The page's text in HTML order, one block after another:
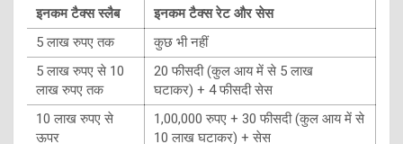
इनकम टैक्स स्लैब
इनकम टैक्स रेट और सेस
5 लाख रुपए तक
कुछ भी नहीं
5 लाख रुपए से 10
लाख रुपए तक
20 फीसदी (कुल आय में से 5 लाख
घटाकर) + 4 फीसदी सेस
10 लाख रुपए से
ऊपर
1,00,000 रुपए + 30 फीसदी (कुल आय में से
10 लाख घटाकर) + सेस